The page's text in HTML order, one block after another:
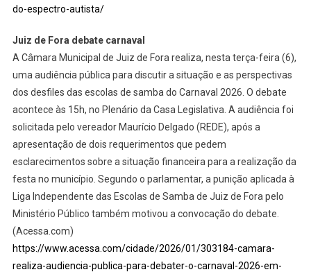
do-espectro-autista/
Juiz de Fora debate carnaval
A Câmara Municipal de Juiz de Fora realiza, nesta terça-feira (6),
uma audiência pública para discutir a situação e as perspectivas
dos desfiles das escolas de samba do Carnaval 2026. O debate
acontece às 15h, no Plenário da Casa Legislativa. A audiência foi
solicitada pelo vereador Maurício Delgado (REDE), após a
apresentação de dois requerimentos que pedem
esclarecimentos sobre a situação financeira para a realização da
festa no município. Segundo o parlamentar, a punição aplicada à
Liga Independente das Escolas de Samba de Juiz de Fora pelo
Ministério Público também motivou a convocação do debate.
(Acessa.com)
https://www.acessa.com/cidade/2026/01/303184-camara-
realiza-audiencia-publica-para-debater-o-carnaval-2026-em-